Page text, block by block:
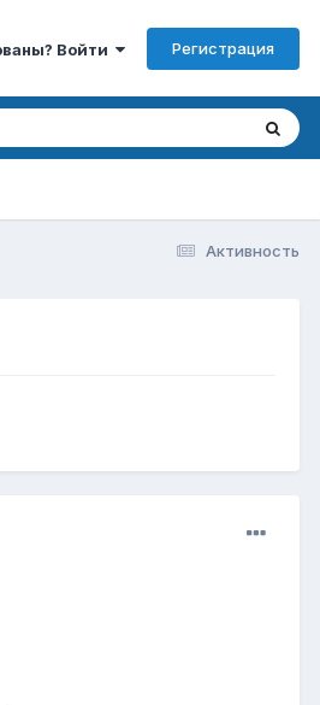
Войти Регистрация
Активность